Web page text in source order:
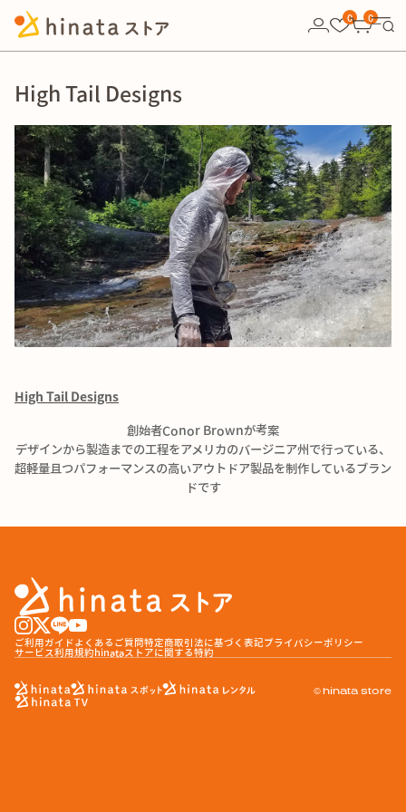
0
0
High Tail Designs
High Tail Designs
創始者Conor Brownが考案
デザインから製造までの工程をアメリカのバージニア州 で行っている、
超軽量且つパフォーマンスの高いアウトドア製品を制作しているブラン
ドです
ご利用ガイド よくあるご質問特定商取引法に基づく表記プライバシーポリシー
サービス利用規約hinataストアに関する特約
© hinata store